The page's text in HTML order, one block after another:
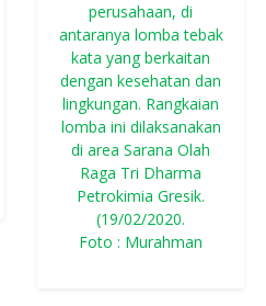
perusahaan, di
antaranya lomba tebak
kata yang berkaitan
dengan kesehatan dan
lingkungan. Rangkaian
lomba ini dilaksanakan
di area Sarana Olah
Raga Tri Dharma
Petrokimia Gresik.
(19/02/2020.
Foto : Murahman